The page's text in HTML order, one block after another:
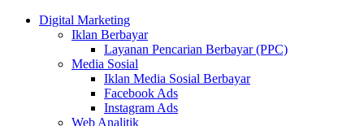
Digital Marketing
Iklan Berbayar
Layanan Pencarian Berbayar (PPC)
Media Sosial
Iklan Media Sosial Berbayar
Facebook Ads
Instagram Ads
Web Analitik